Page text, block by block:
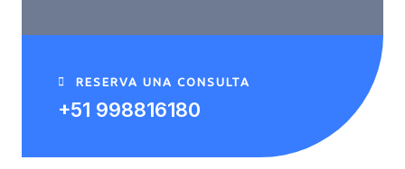
RESERVA UNA CONSULTA
+51 998816180